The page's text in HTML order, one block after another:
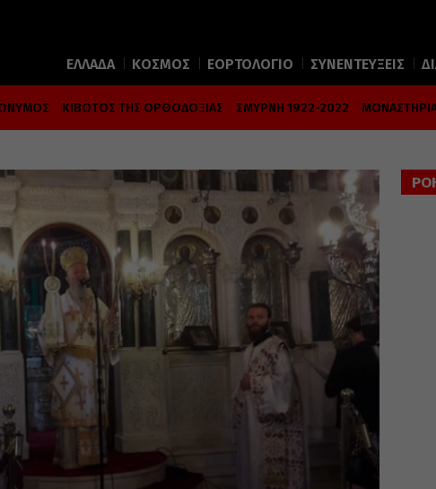
ΕΛΛΑΔΑ ΚΟΣΜΟΣ ΕΟΡΤΟΛΟΓΙΟ ΣΥΝΕΝΤΕΥΞΕΙΣ
ΚΙΒΩΤΟΣ ΤΗΣ ΟΡΘΟΔΟΞΙΑΣ ΣΜΥΡΝΗ 1922-2022